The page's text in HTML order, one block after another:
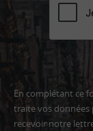
En complétant ce
traite vos données
recevoir notre